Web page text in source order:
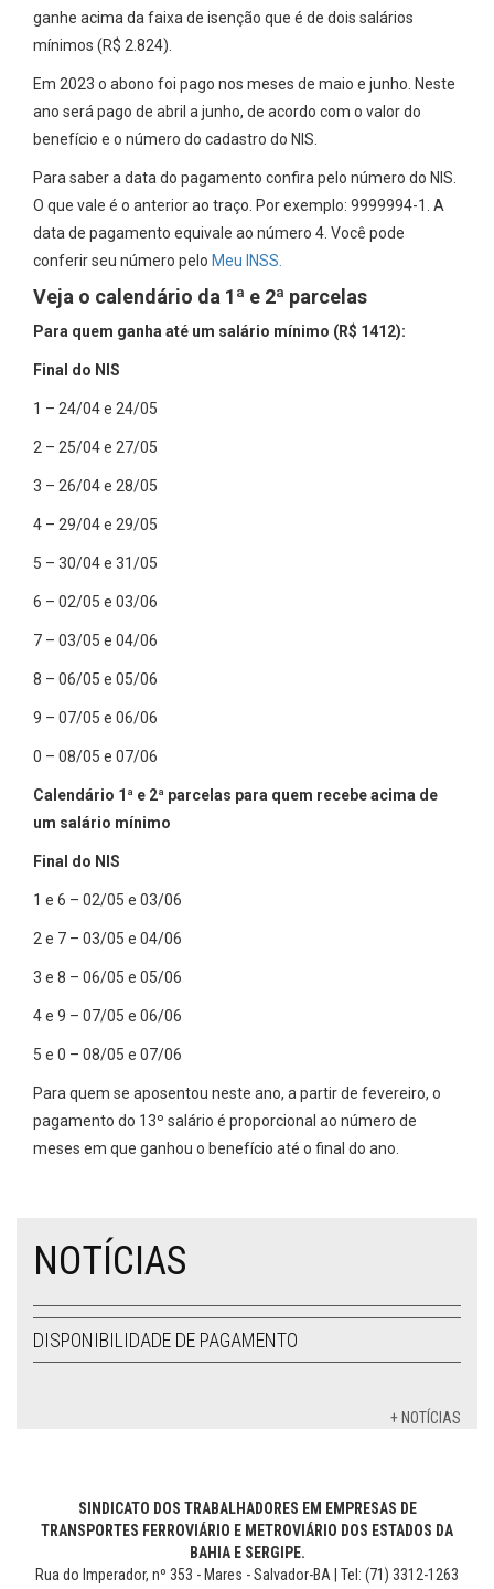
ganhe acima da faixa de isenção que é de dois salários
mínimos (R$ 2.824).
Em 2023 o abono foi pago nos meses de maio e junho. Neste
ano será pago de abril a junho, de acordo com o valor do
benefício e o número do cadastro do NIS.
Para saber a data do pagamento confira pelo número do NIS.
O que vale é o anterior ao traço. Por exemplo: 9999994-1. A
data de pagamento equivale ao número 4. Você pode
conferir seu número pelo Meu INSS.
Veja o calendário da 1ª e 2ª parcelas
Para quem ganha até um salário mínimo (R$ 1412):
Final do NIS
1 – 24/04 e 24/05
2 – 25/04 e 27/05
3 – 26/04 e 28/05
4 – 29/04 e 29/05
5 – 30/04 e 31/05
6 – 02/05 e 03/06
7 – 03/05 e 04/06
8 – 06/05 e 05/06
9 – 07/05 e 06/06
0 – 08/05 e 07/06
Calendário 1ª e 2ª parcelas para quem recebe acima de
um salário mínimo
Final do NIS
1 e 6 – 02/05 e 03/06
2 e 7 – 03/05 e 04/06
3 e 8 – 06/05 e 05/06
4 e 9 – 07/05 e 06/06
5 e 0 – 08/05 e 07/06
Para quem se aposentou neste ano, a partir de fevereiro, o
pagamento do 13º salário é proporcional ao número de
meses em que ganhou o benefício até o final do ano.
NOTÍCIAS
DISPONIBILIDADE DE PAGAMENTO
+ NOTÍCIAS
SINDICATO DOS TRABALHADORES EM EMPRESAS DE
TRANSPORTES FERROVIÁRIO E METROVIÁRIO DOS ESTADOS DA
BAHIA E SERGIPE.
Rua do Imperador, nº 353 - Mares - Salvador-BA | Tel: (71) 3312-1263